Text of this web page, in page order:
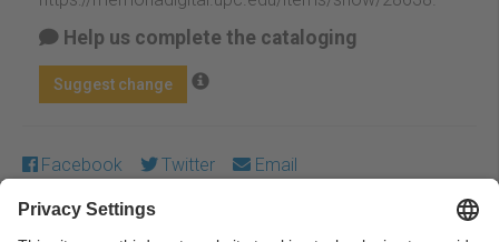
Help us complete the cataloging
Suggest change
Facebook Twitter Email